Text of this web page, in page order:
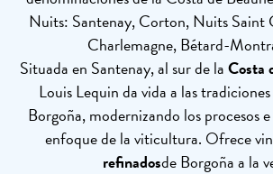
Nuits: Santenay, Corton, Nuits Saint
Charlemagne, Bétard-
Situada en Santenay, al sur de laCosta
Louis Lequin da vida a las
Borgoña, modernizando los procesos
enfoque de la viticultura. Ofrece
refinadosde Borgoña a la